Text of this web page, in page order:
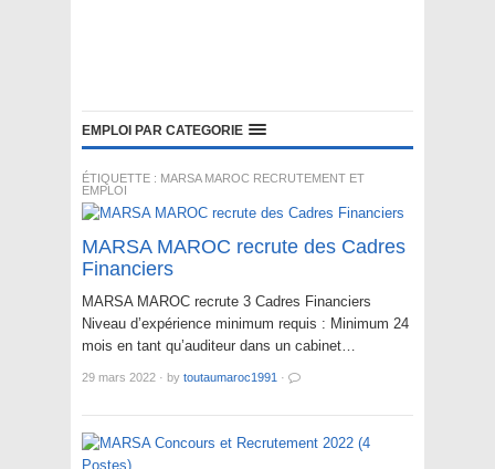
EMPLOI PAR CATEGORIE
ÉTIQUETTE : MARSA MAROC RECRUTEMENT ET
EMPLOI
MARSA MAROC recrute des Cadres
Financiers
MARSA MAROC recrute 3 Cadres Financiers
Niveau d’expérience minimum requis : Minimum 24
mois en tant qu’auditeur dans un cabinet…
29 mars 2022 · by toutaumaroc1991 ·